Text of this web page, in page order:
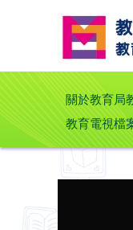
關於教育局
教育電視檔